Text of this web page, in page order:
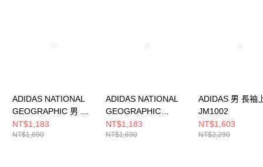
ADIDAS NATIONAL
GEOGRAPHIC 男 短
袖上衣 KC2351
NT$1,183
NT$1,690
ADIDAS NATIONAL
GEOGRAPHIC
AEROREADY 男 短袖
上衣 KC2349
NT$1,183
NT$1,690
ADIDAS 男 長袖
JM1002
NT$1,603
NT$2,290